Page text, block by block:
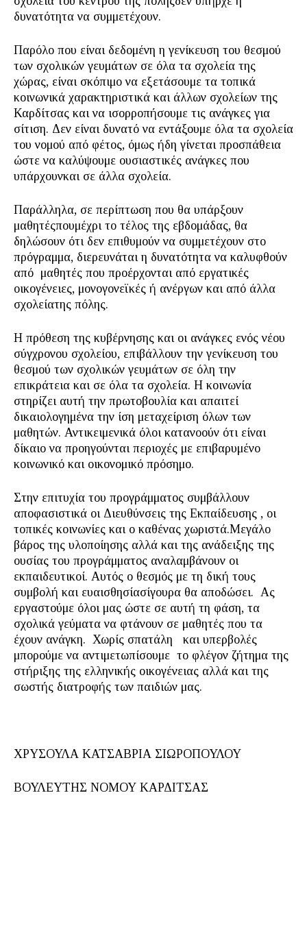
δυνατότητα να συμμετέχουν.
Παρόλο που είναι δεδομένη η γενίκευση του θεσμού
των σχολικών γευμάτων σε όλα τα σχολεία της
χώρας, είναι σκόπιμο να εξετάσουμε τα τοπικά
κοινωνικά χαρακτηριστικά και άλλων σχολείων της
Καρδίτσας και να ισορροπήσουμε τις ανάγκες για
σίτιση. Δεν είναι δυνατό να εντάξουμε όλα τα σχολεία
του νομού από φέτος, όμως ήδη γίνεται προσπάθεια
ώστε να καλύψουμε ουσιαστικές ανάγκες που
υπάρχουνκαι σε άλλα σχολεία.
Παράλληλα, σε περίπτωση που θα υπάρξουν
μαθητέςπουμέχρι το τέλος της εβδομάδας, θα
δηλώσουν ότι δεν επιθυμούν να συμμετέχουν στο
πρόγραμμα, διερευνάται η δυνατότητα να καλυφθούν
από μαθητές που προέρχονται από εργατικές
οικογένειες, μονογονεϊκές ή ανέργων και από άλλα
σχολείατης πόλης.
Η πρόθεση της κυβέρνησης και οι ανάγκες ενός νέου
σύγχρονου σχολείου, επιβάλλουν την γενίκευση του
θεσμού των σχολικών γευμάτων σε όλη την
επικράτεια και σε όλα τα σχολεία. Η κοινωνία
στηρίζει αυτή την πρωτοβουλία και απαιτεί
δικαιολογημένα την ίση μεταχείριση όλων των
μαθητών. Αντικειμενικά όλοι κατανοούν ότι είναι
δίκαιο να προηγούνται περιοχές με επιβαρυμένο
κοινωνικό και οικονομικό πρόσημο.
Στην επιτυχία του προγράμματος συμβάλλουν
αποφασιστικά οι Διευθύνσεις της Εκπαίδευσης , οι
τοπικές κοινωνίες και ο καθένας χωριστά.Μεγάλο
βάρος της υλοποίησης αλλά και της ανάδειξης της
ουσίας του προγράμματος αναλαμβάνουν οι
εκπαιδευτικοί. Αυτός ο θεσμός με τη δική τους
συμβολή και ευαισθησίασίγουρα θα αποδώσει. Ας
εργαστούμε όλοι μας ώστε σε αυτή τη φάση, τα
σχολικά γεύματα να φτάνουν σε μαθητές που τα
έχουν ανάγκη. Χωρίς σπατάλη και υπερβολές
μπορούμε να αντιμετωπίσουμε το φλέγον ζήτημα της
στήριξης της ελληνικής οικογένειας αλλά και της
σωστής διατροφής των παιδιών μας.
ΧΡΥΣΟΥΛΑ ΚΑΤΣΑΒΡΙΑ ΣΙΩΡΟΠΟΥΛΟΥ
ΒΟΥΛΕΥΤΗΣ ΝΟΜΟΥ ΚΑΡΔΙΤΣΑΣ